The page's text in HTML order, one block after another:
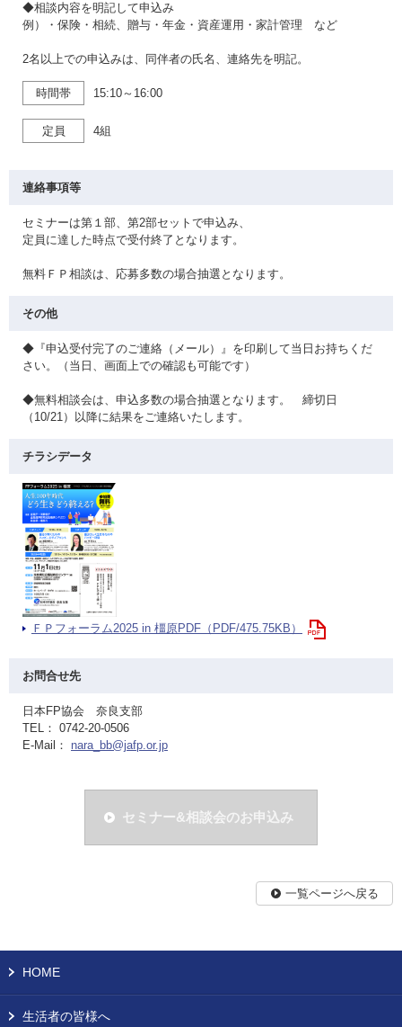
◆相談内容を明記して申込み
例）・保険・相続、贈与・年金・資産運用・家計管理 など
2名以上での申込みは、同伴者の氏名、連絡先を明記。
時間帯 15:10～16:00
定員 4組
連絡事項等
セミナーは第１部、第2部セットで申込み、
定員に達した時点で受付終了となります。
無料ＦＰ相談は、応募多数の場合抽選となります。
その他
◆『申込受付完了のご連絡（メール）』を印刷して当日お持ちくだ
さい。（当日、画面上での確認も可能です）
◆無料相談会は、申込多数の場合抽選となります。 締切日
（10/21）以降に結果をご連絡いたします。
チラシデータ
ＦＰフォーラム2025 in 橿原PDF（PDF/475.75KB）
お問合せ先
日本FP協会 奈良支部
TEL： 0742-20-0506
E-Mail： nara_bb@jafp.or.jp
セミナー&相談会のお申込み
一覧ページへ戻る
HOME
生活者の皆様へ